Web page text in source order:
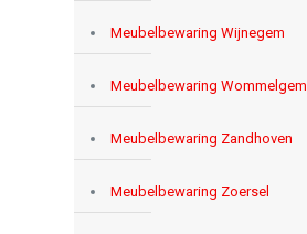
Meubelbewaring Wijnegem
Meubelbewaring Wommelgem
Meubelbewaring Zandhoven
Meubelbewaring Zoersel